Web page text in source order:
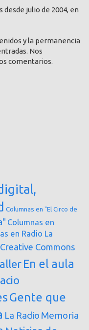
julio de 2004, en
y la permanencia
Nos
comentarios.
Columnas en "El Circo de
Columnas en
en Radio La
Creative Commons
En el aula
Gente que
La Radio Memoria